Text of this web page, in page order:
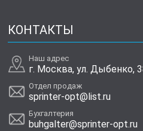
КОНТАКТЫ
Наш адрес
г. Москва, ул. Дыбенко,
Отдел продаж
sprinter-opt@list.ru
Бухгалтерия
buhgalter@sprinter-opt.ru